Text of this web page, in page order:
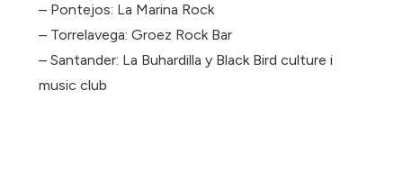
– Pontejos: La Marina Rock
– Torrelavega: Groez Rock Bar
– Santander: La Buhardilla y Black Bird culture i
music club